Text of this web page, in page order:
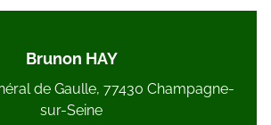
Brunon HAY
de Gaulle, 77430 Champagne-
sur-Seine